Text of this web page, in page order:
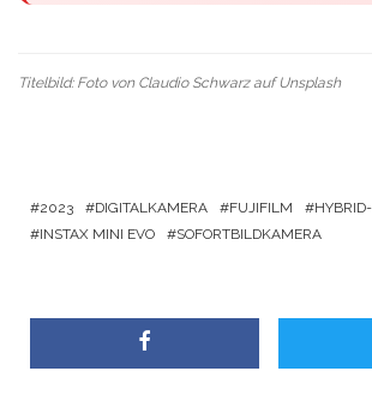
Titelbild: Foto von Claudio SchwarzaufUnsplash
2023 DIGITALKAMERA FUJIFILM
INSTAX MINI EVO
SOFORTBILDKAMERA